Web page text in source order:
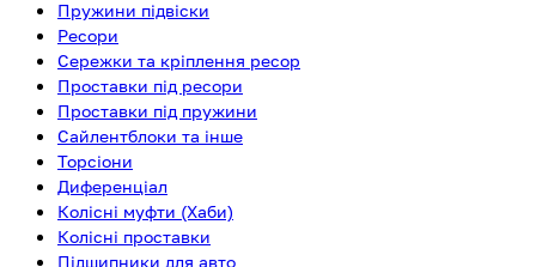
Пружини підвіски
Ресори
Сережки та кріплення ресор
Проставки під ресори
Проставки під пружини
Сайлентблоки та інше
Торсіони
Диференціал
Колісні муфти (Хаби)
Колісні проставки
Підшипники для авто